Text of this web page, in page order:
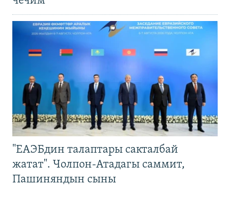
"ЕАЭБдин талаптары сакталбай
жатат". Чолпон-Атадагы саммит,
Пашиняндын сыны